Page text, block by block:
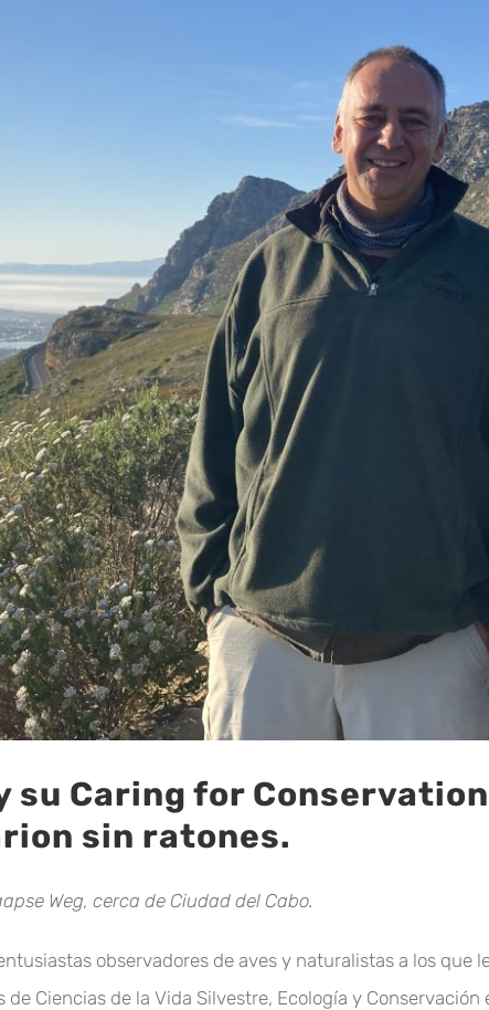
su Caring for
sin ratones.
Weg, cerca de Ciudad del Cabo.
observadores de aves y naturalistas a los que
Ciencias de la Vida Silvestre, Ecología y